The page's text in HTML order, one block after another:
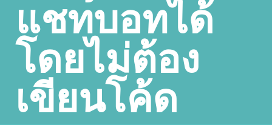
แชทบอทได้
โดยไม่ต้อง
เขียนโค้ด